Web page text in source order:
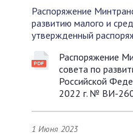
Распоряжение
развитию малого и
утвержденный
Распоряжение
совета по
Российской
2022 г. № ВИ-
1 Июня 2023